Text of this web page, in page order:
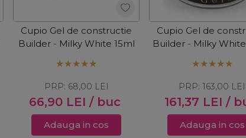
Cupio Gel de constructie
Builder - Milky White 15ml
66,90 LEI / buc
PRP: 68,00 LEI
Adauga in cos
Cupio Gel de
Builder - Milky
161,37 LEI /
PRP:163,00 LEI
Adauga in cos